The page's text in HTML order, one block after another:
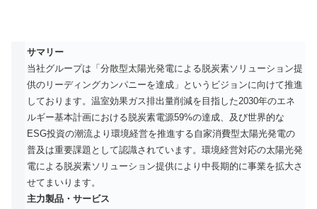
サマリー
当社グループは「分散型太陽光発電による脱炭素ソリューション提
供のリーディングカンパニーを達成」というビジョンに向けて推進
しております。温室効果ガス排出量削減を目指した2030年のエネ
ルギー基本計画における脱炭素電源59%の達成、及び世界的な
ESG投資の潮流より環境経営を推進する自家消費型太陽光発電の
普及は重要課題として認識されています。環境経営対応の太陽光発
電による脱炭素ソリューション提供により中長期的に事業を拡大さ
せてまいります。
主力製品・サービス